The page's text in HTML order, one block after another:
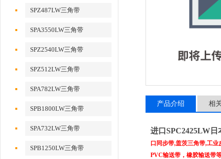
SPZ487LW三角带
SPA3550LW三角带
SPZ2540LW三角带
SPZ512LW三角带
SPA782LW三角带
SPB1800LW三角带
SPA732LW三角带
SPB1250LW三角带
产品介绍 相
进口SPC2425LW
口同步带,盖茨三角带,工
PVC输送带，橡胶输送带